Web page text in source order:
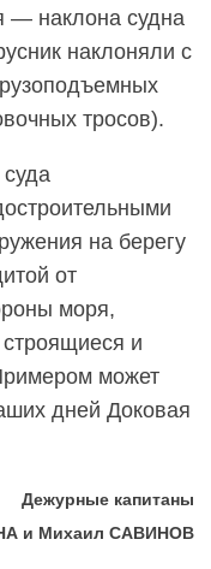
— наклона судна
наклоняли с
тросов).
на берегу
от
моря,
и
может
дней Доковая
Дежурные капитаны
и Михаил САВИНОВ